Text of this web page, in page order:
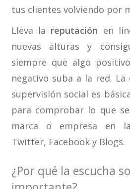
tus clientes volviendo por
Lleva la reputación en
nuevas alturas y
siempre que algo
negativo suba a la red. La
supervisión social es
para comprobar lo que
marca o empresa en
Twitter, Facebook y Blogs.
¿Por qué la escucha